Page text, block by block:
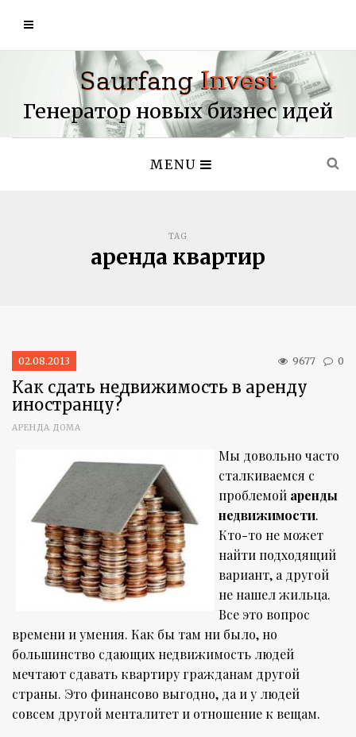
Генератор новых бизнес идей
MENU
TAG
аренда квартир
02.08.2013 9677 0
Как сдать недвижимость в аренду
иностранцу?
АРЕНДА ДОМА
Мы довольно часто
сталкиваемся с
проблемой аренды
недвижимости.
Кто-то не может
найти подходящий
вариант, а другой
не нашел жильца.
Все это вопрос
времени и умения. Как бы там ни было, но
большинство сдающих недвижимость людей
мечтают сдавать квартиру гражданам другой
страны. Это финансово выгодно, да и у людей
совсем другой менталитет и отношение к вещам.